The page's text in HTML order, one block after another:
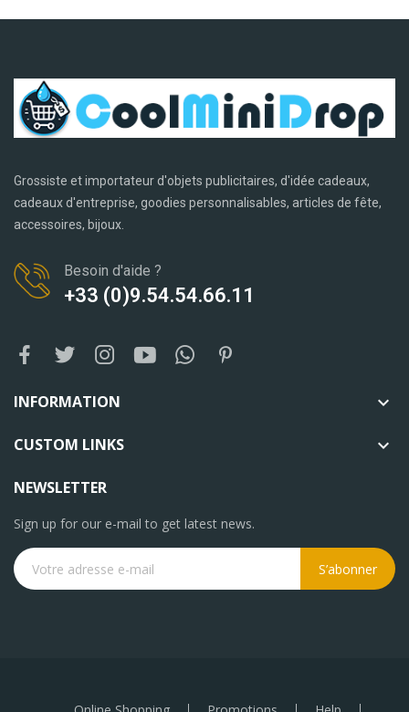
Grossiste et importateur d'objets publicitaires, d'idée cadeaux,
cadeaux d'entreprise, goodies personnalisables, articles de fête,
accessoires, bijoux.
Besoin d'aide ?
+33 (0)9.54.54.66.11
INFORMATION 
CUSTOM LINKS 
NEWSLETTER
Sign up for our e-mail to get latest news.
S’abonner